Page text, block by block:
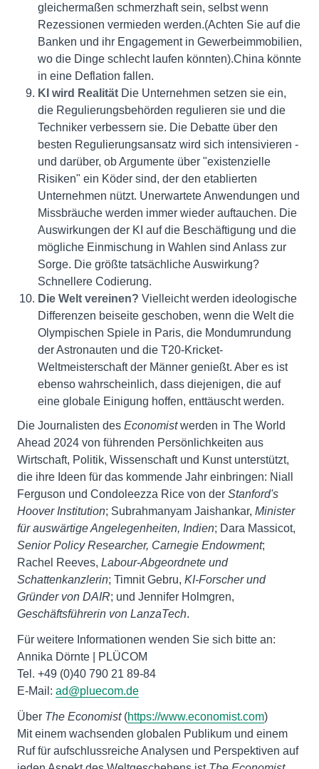
gleichermaßen schmerzhaft sein, selbst wenn
Rezessionen vermieden werden.(Achten Sie auf die
Banken und ihr Engagement in Gewerbeimmobilien,
wo die Dinge schlecht laufen könnten).China könnte
in eine Deflation fallen.
KI wird RealitätDie Unternehmen setzen sie ein,
die Regulierungsbehörden regulieren sie und die
Techniker verbessern sie. Die Debatte über den
besten Regulierungsansatz wird sich intensivieren -
und darüber, ob Argumente über "existenzielle
Risiken" ein Köder sind, der den etablierten
Unternehmen nützt. Unerwartete Anwendungen und
Missbräuche werden immer wieder auftauchen. Die
Auswirkungen der KI auf die Beschäftigung und die
mögliche Einmischung in Wahlen sind Anlass zur
Sorge. Die größte tatsächliche Auswirkung?
Schnellere Codierung.
Die Welt vereinen? Vielleicht werden ideologische
Differenzen beiseite geschoben, wenn die Welt die
Olympischen Spiele in Paris, die Mondumrundung
der Astronauten und die T20-Kricket-
Weltmeisterschaft der Männer genießt. Aber es ist
ebenso wahrscheinlich, dass diejenigen, die auf
eine globale Einigung hoffen, enttäuscht werden.
Die Journalisten des Economistwerden in The World
Ahead 2024 von führenden Persönlichkeiten aus
Wirtschaft, Politik, Wissenschaft und Kunst unterstützt,
die ihre Ideen für das kommende Jahr einbringen: Niall
Ferguson und Condoleezza Rice von der Stanford's
Hoover Institution; Subrahmanyam Jaishankar, Minister
für auswärtige Angelegenheiten, Indien; Dara Massicot,
Senior Policy Researcher, Carnegie Endowment;
Rachel Reeves, Labour-Abgeordnete und
Schattenkanzlerin; Timnit Gebru, KI-Forscher und
Gründer von DAIR; und Jennifer Holmgren,
Geschäftsführerin von LanzaTech.
Für weitere Informationen wenden Sie sich bitte an:
Annika Dörnte | PLÜCOM
Tel. +49 (0)40 790 21 89-84
E-Mail: ad@pluecom.de
Über The Economist(https://www.economist.com)
Mit einem wachsenden globalen Publikum und einem
Ruf für aufschlussreiche Analysen und Perspektiven auf